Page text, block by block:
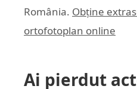
România. Obține
ortofotoplan online
Ai pierdut